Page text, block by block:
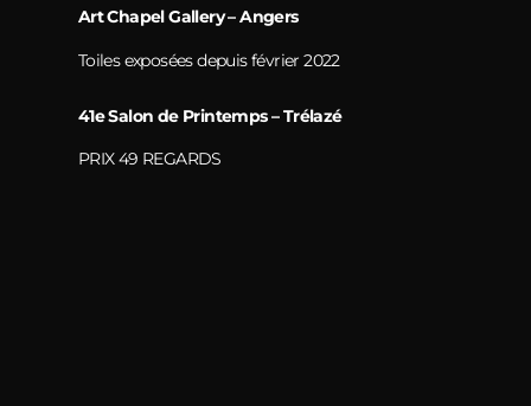
Art Chapel Gallery – Angers
Toiles exposées depuis février 2022
41e Salon de Printemps – Trélazé
PRIX 49 REGARDS